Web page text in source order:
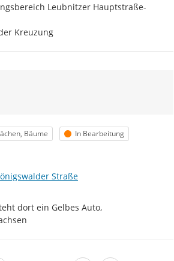
Leubnitzer Hauptstraße-
Kreuzung
Äußerung
Bäume Status
In Bearbeitung
Straße
dort ein Gelbes Auto,